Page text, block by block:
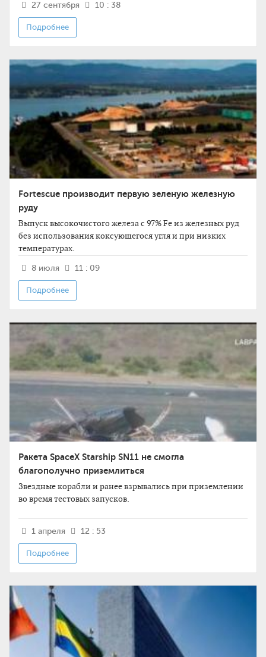
27 сентября 10 : 38
Подробнее
Fortescue производит первую зеленую железную
руду
Выпуск высокочистого железа с 97% Fe из железных руд
без использования коксующегося угля и при низких
температурах.
8 июля 11 : 09
Подробнее
Ракета SpaceX Starship SN11 не смогла
благополучно приземлиться
Звездные корабли и ранее взрывались при приземлении
во время тестовых запусков.
1 апреля 12 : 53
Подробнее